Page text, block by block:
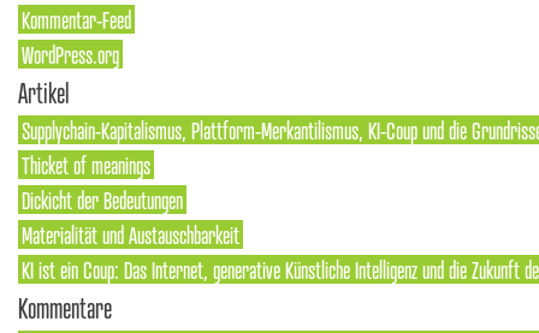
Kommentar-Feed
WordPress.org
Artikel
Supplychain-Kapitalismus, Plattform-Merkantilismus, KI-Coup und die
Thicket of meanings
Dickicht der Bedeutungen
Materialität und Austauschbarkeit
KI ist ein Coup: Das Internet, generative Künstliche Intelligenz und die Zukunft
Kommentare